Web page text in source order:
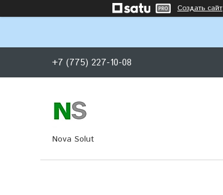
Создать сайт
+7 (775) 227-10-08
Nova Solut